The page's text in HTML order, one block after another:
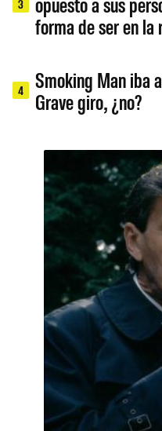
3
forma de ser en la
4
Smoking Man iba
Grave giro, ¿no?